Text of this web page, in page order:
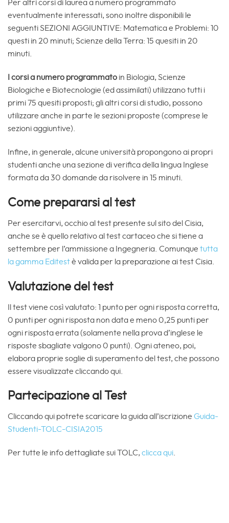
Per altri corsi di laurea a numero programmato
eventualmente interessati, sono inoltre disponibili le
seguenti SEZIONI AGGIUNTIVE: Matematica e Problemi: 10
questi in 20 minuti; Scienze della Terra: 15 quesiti in 20
minuti.
I corsi a numero programmato in Biologia, Scienze
Biologiche e Biotecnologie (ed assimilati) utilizzano tutti i
primi 75 quesiti proposti; gli altri corsi di studio, possono
utilizzare anche in parte le sezioni proposte (comprese le
sezioni aggiuntive).
Infine, in generale, alcune università propongono ai propri
studenti anche una sezione di verifica della lingua Inglese
formata da 30 domande da risolvere in 15 minuti.
Come prepararsi al test
Per esercitarvi, occhio al test presente sul sito del Cisia,
anche se è quello relativo al test cartaceo che si tiene a
settembre per l’ammissione a Ingegneria. Comunque tutta
la gamma Editestè valida per la preparazione ai test Cisia.
Valutazione del test
Il test viene così valutato: 1 punto per ogni risposta corretta,
0 punti per ogni risposta non data e meno 0,25 punti per
ogni risposta errata (solamente nella prova d’inglese le
risposte sbagliate valgono 0 punti). Ogni ateneo, poi,
elabora proprie soglie di superamento del test, che possono
essere visualizzate cliccando qui.
Partecipazione al Test
Cliccando qui potrete scaricare la guida all’iscrizione Guida-
Studenti-TOLC-CISIA2015
Per tutte le info dettagliate sui TOLC, clicca qui